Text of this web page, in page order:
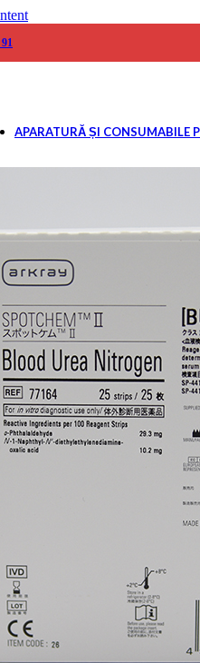
APARATURĂ ȘI CONSUMABILE
BIOCHIMIE USCATĂ
Reactivi și
Reactivi și
URINĂ
Reactivi și
GAZE ȘI ELECTROLIȚI
Analizoare
Reactivi și
IMUNOLOGIE
Analizoare
Reactivi și
HEMATOLOGIE
Reactivii și
ACID LACTIC VET
Analizoare
Teste și consumabile
COAGULARE